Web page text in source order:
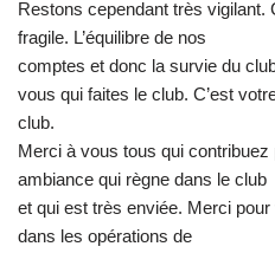
Restons cependant très vigilant.
fragile. L’équilibre de nos
comptes et donc la survie du
vous qui faites le club. C’est
club.
Merci à vous tous qui
ambiance qui règne dans le club
et qui est très enviée. Merci
dans les opérations de